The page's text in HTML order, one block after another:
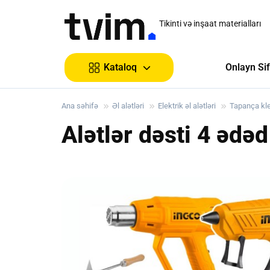
Tikinti və inşaat materialları
Kataloq Onlayn
Ana səhifə Əl alətləri Elektrik əl alətləri Tapança
Alətlər dəsti 4